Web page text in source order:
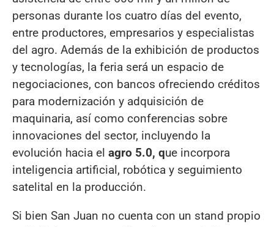
personas durante los cuatro días del evento,
entre productores, empresarios y especialistas
del agro. Además de la exhibición de productos
y tecnologías, la feria será un espacio de
negociaciones, con bancos ofreciendo créditos
para modernización y adquisición de
maquinaria, así como conferencias sobre
innovaciones del sector, incluyendo la
evolución hacia el agro 5.0, que incorpora
inteligencia artificial, robótica y seguimiento
satelital en la producción.
Si bien San Juan no cuenta con un stand propio